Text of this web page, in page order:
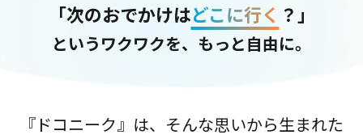
「次のおでかけはどこに行く ？」
というワクワクを、もっと自由に。
『ドコニーク』は、そんな思いから生まれた